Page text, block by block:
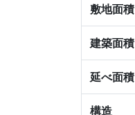
敷地面積
建築面積
延べ面積
構造